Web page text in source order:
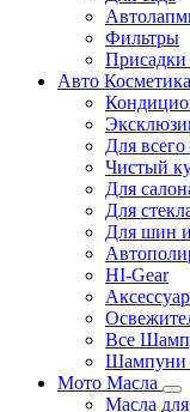
Фильтры
Авто Косметика
Для
Чистый
Для
Для
Для шин
HI-Gear
Все
Шампуни
Мото Масла
Масла